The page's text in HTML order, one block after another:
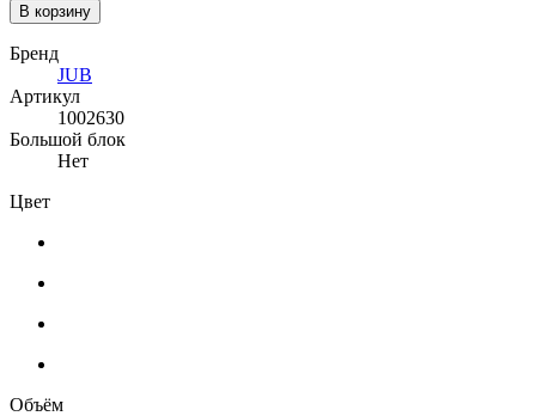
В корзину
Бренд
JUB
Артикул
1002630
Большой блок
Нет
Цвет
Объём